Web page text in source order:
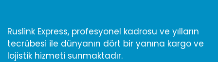
Ruslink Express, profesyonel kadrosu ve yılların
tecrübesi ile dünyanın dört bir yanına kargo ve
lojistik hizmeti sunmaktadır.